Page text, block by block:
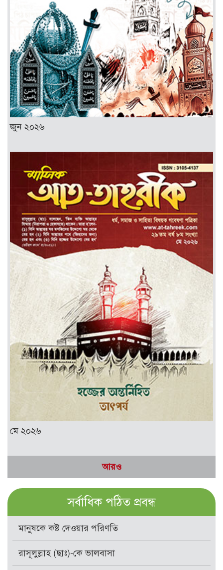
জুন ২০২৬
মে ২০২৬
আরও
সর্বাধিক পঠিত প্রবন্ধ
মানুষকে কষ্ট দেওয়ার পরিণতি
রাসূলুল্লাহ (ছাঃ)-কে ভালবাসা